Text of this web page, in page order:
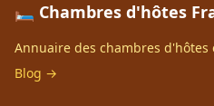
🛏️ Chambres d'hôtes
Annuaire des chambres d'hôtes
Blog →